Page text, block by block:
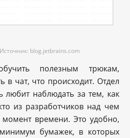
blog.jetbrains.com
полезным трюкам,
в чат, что происходит. Отдел
любит наблюдать за тем, как
из разработчиков над чем
времени. Это удобно,
бумажек, в которых